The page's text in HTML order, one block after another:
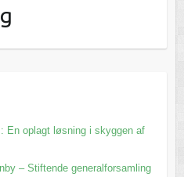
En oplagt løsning i skyggen af
– Stiftende generalforsamling